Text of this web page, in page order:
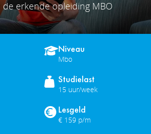
erkende opleiding MBO
Niveau
Mbo
Studielast
15 uur/week
Lesgeld
€ 159 p/m